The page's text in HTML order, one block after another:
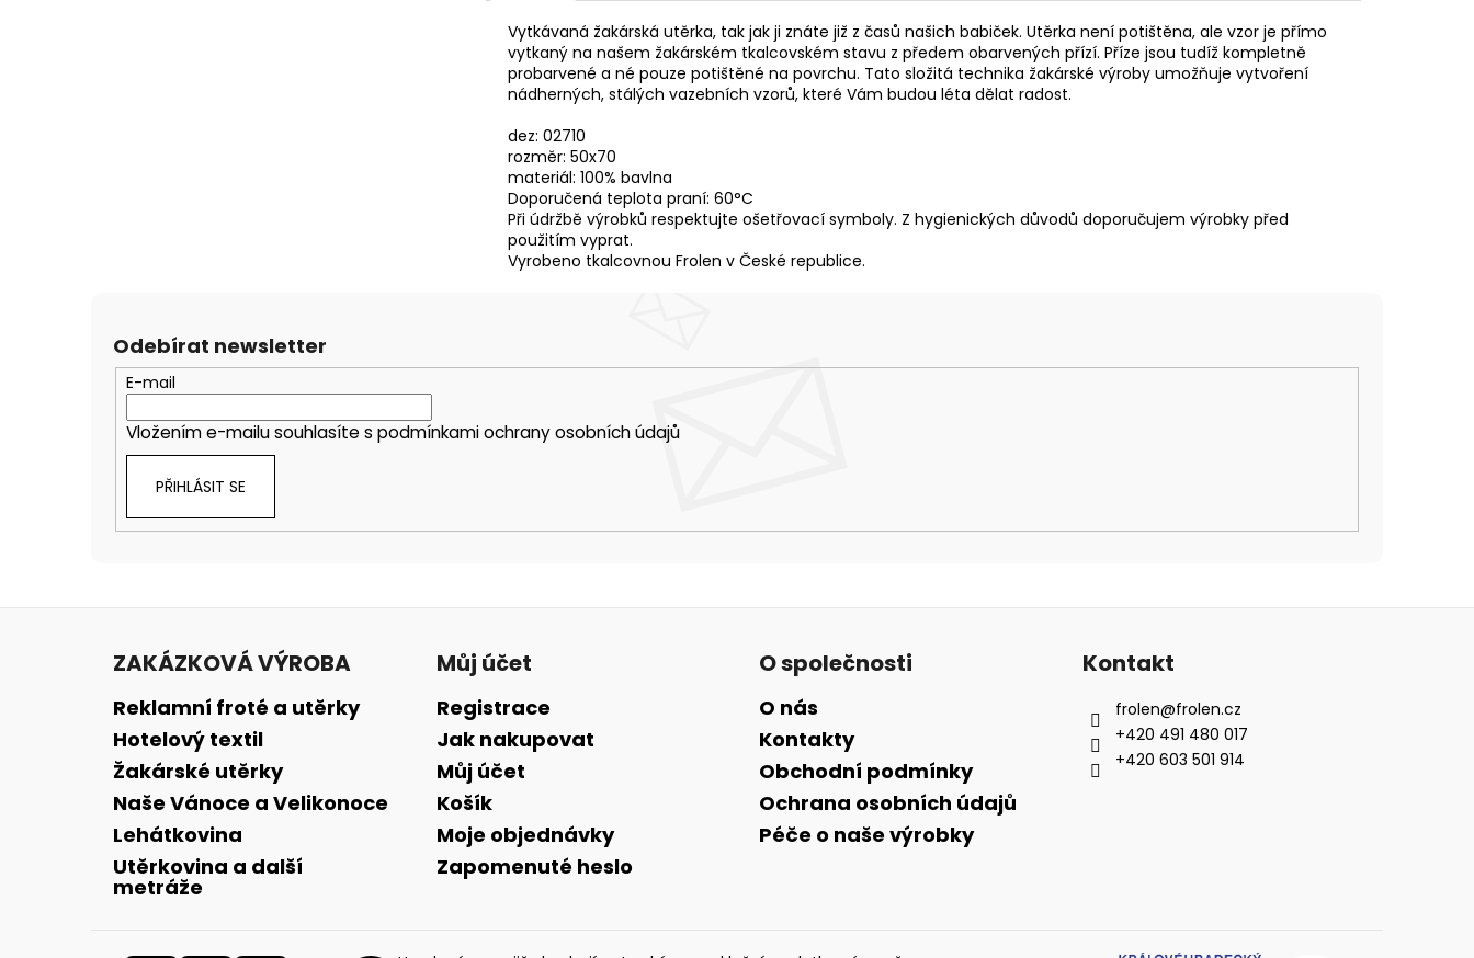
Vytkávaná žakárská utěrka, tak jak ji znáte již z časů našich babiček. Utěrka není potištěna, ale vzor je přímo
vytkaný na našem žakárském tkalcovském stavu z předem obarvených přízí. Příze jsou tudíž kompletně
probarvené a né pouze potištěné na povrchu. Tato složitá technika žakárské výroby umožňuje vytvoření
nádherných, stálých vazebních vzorů, které Vám budou léta dělat radost.
dez: 02710
rozměr: 50x70
materiál: 100% bavlna
Doporučená teplota praní: 60°C
Při údržbě výrobků respektujte ošetřovací symboly. Z hygienických důvodů doporučujem výrobky před
použitím vyprat.
Vyrobeno tkalcovnou Frolen v České republice.
Odebírat newsletter
E-mail
Vložením e-mailu souhlasíte s podmínkami ochrany osobních údajů
PŘIHLÁSIT SE
ZAKÁZKOVÁ VÝROBA
Reklamní froté a utěrky
Hotelový textil
Žakárské utěrky
Naše Vánoce a Velikonoce
Lehátkovina
Utěrkovina a další
metráže
Můj účet
Registrace
Jak nakupovat
Můj účet
Košík
Moje objednávky
Zapomenuté heslo
O společnosti
O nás
Kontakty
Obchodní podmínky
Ochrana osobních údajů
Péče o naše výrobky
Kontakt
frolen@frolen.cz
+420 491 480 017
+420 603 501 914